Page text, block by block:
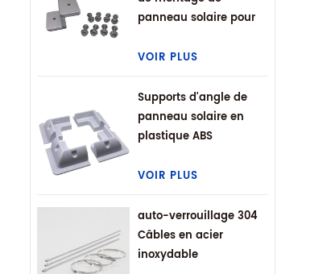
panneau solaire pour
VOIR PLUS
Supports d'angle de
panneau solaire en
plastique ABS
VOIR PLUS
auto-verrouillage 304
Câbles en acier
inoxydable